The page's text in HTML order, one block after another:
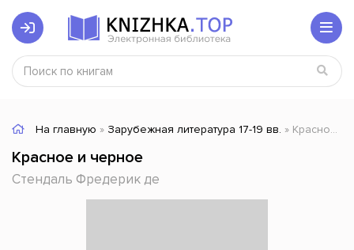
На главную » Зарубежная литература 17-19 вв. » Красное и черное
Красное и черное
Стендаль Фредерик де